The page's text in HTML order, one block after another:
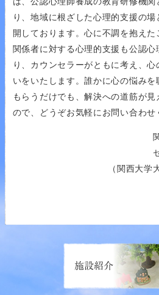
り、地域に根ざした心理的支援の
開しております。心に不調を抱え
関係者に対する心理的支援も公認
り、カウンセラーがともに考え、
いをいたします。誰かに心の悩み
もらうだけでも、解決への道筋が
ので、どうぞお気軽にお問い合わせ
（関西大学